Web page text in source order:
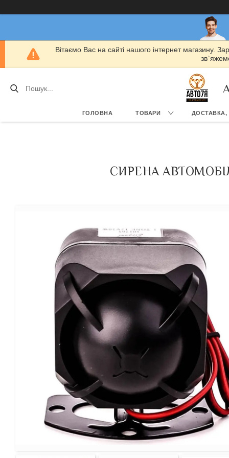
Вітаємо Вас на сайті нашого інтернет магазину.
ГОЛОВНА ТОВАРИ ДОСТАВКА,
СИРЕНА